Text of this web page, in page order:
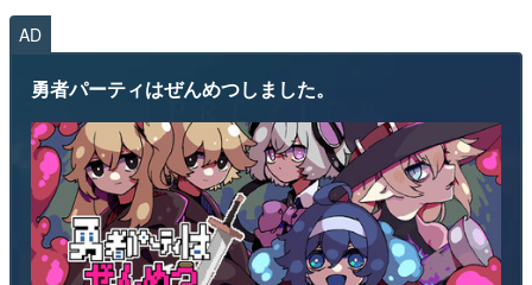
AD
勇者パーティはぜんめつしました。